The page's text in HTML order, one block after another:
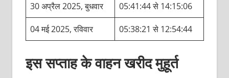
30 अप्रैल 2025, बुधवार 05:41:44 से 14:15:06
04 मई 2025, रविवार 05:38:21 से 12:54:44
इस सप्ताह के वाहन खरीद मुहूर्त